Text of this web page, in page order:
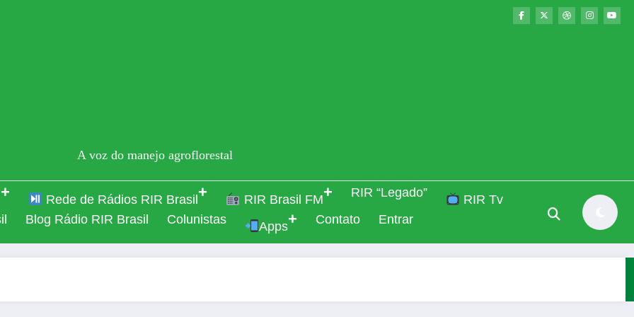
A voz do manejo agroflorestal
Rede de Rádios RIR Brasil RIR Brasil FM
RIR “Legado”
RIR Tv
Blog Rádio RIR Brasil Colunistas
Apps
Contato Entrar